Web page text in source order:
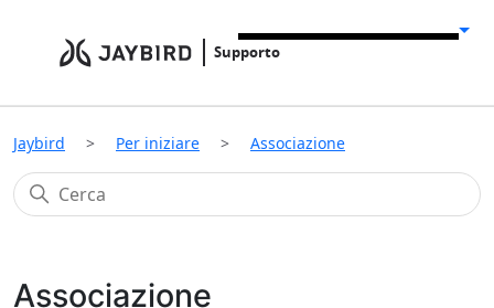
Supporto
Jaybird Per iniziare Associazione
Associazione